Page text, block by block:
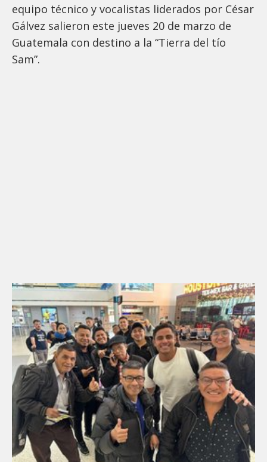
equipo técnico y vocalistas liderados por César
Gálvez salieron este jueves 20 de marzo de
Guatemala con destino a la “Tierra del tío
Sam”.